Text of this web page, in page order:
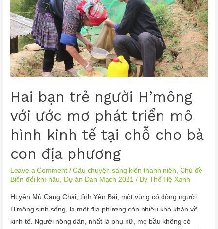
Hai bạn trẻ người H’mông
với ước mơ phát triển mô
hình kinh tế tại chỗ cho bà
con địa phương
Leave a Comment /Câu chuyện sáng kiến thanh niên,Chủ đề
Biến đổi khí hậu, Dự án Đan Mạch 2021 / ByThế Hệ Xanh
Huyện Mù Cang Chải, tỉnh Yên Bái, một vùng có đông người
H’mông sinh sống, là một địa phương còn nhiều khó khăn về
kinh tế. Người nông dân, nhất là phụ nữ, mẹ bầu không có